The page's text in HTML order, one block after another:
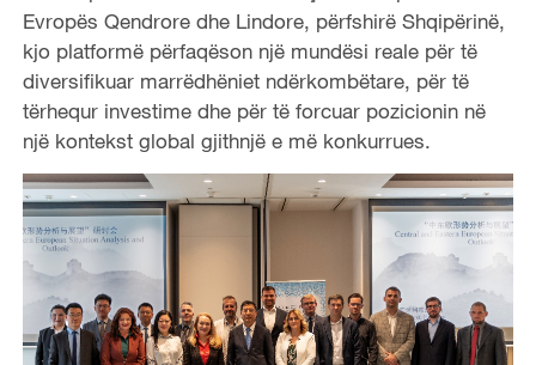
Evropës Qendrore dhe Lindore, përfshirë Shqipërinë,
kjo platformë përfaqëson një mundësi reale për të
diversifikuar marrëdhëniet ndërkombëtare, për të
tërhequr investime dhe për të forcuar pozicionin në
një kontekst global gjithnjë e më konkurrues.